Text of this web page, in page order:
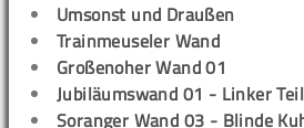
Umsonst und Draußen
Trainmeuseler Wand
Großenoher Wand 01
Jubiläumswand 01 - Linker Teil
Soranger Wand 03 - Blinde